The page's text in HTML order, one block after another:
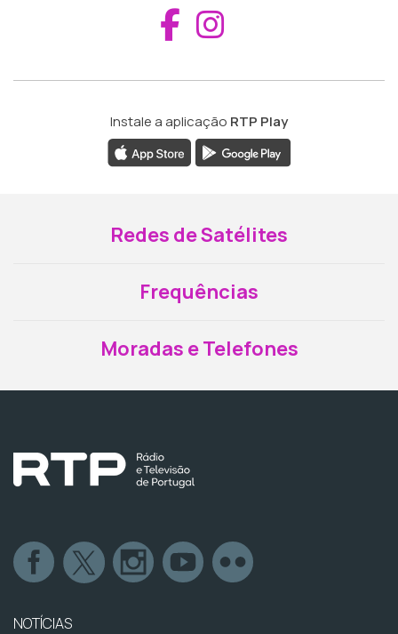
Aceder ao
Instale a aplicação RTP Play
Redes de Satélites
Frequências
Moradas e Telefones
NOTÍCIAS